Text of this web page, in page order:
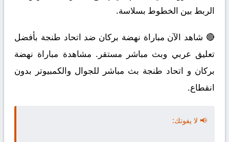
الربط بين الخطوط بسلاسة.
🔴 شاهد الآن مباراة نهضة بركان ضد اتحاد طنجة بأفضل
تعليق عربي وبث مباشر مستقر. مشاهدة مباراة نهضة
بركان و اتحاد طنجة بث مباشر للجوال والكمبيوتر بدون
انقطاع.
📢 لا يفوتك: